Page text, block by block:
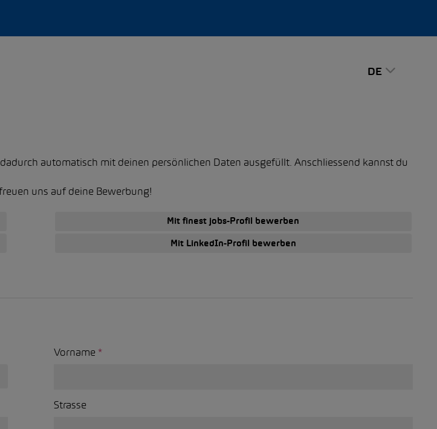
DE
automatisch mit deinen persönlichen Daten ausgefüllt. Anschliessend kannst du
uns auf deine Bewerbung!
Mit finest jobs-Profil bewerben
Mit LinkedIn-Profil bewerben
Vorname *
Strasse